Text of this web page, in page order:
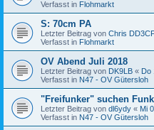
Verfasst in Flohmarkt
S: 70cm PA
Letzter Beitrag von Chris
Verfasst in Flohmarkt
OV Abend Juli 2018
Letzter Beitrag von DK9LB « Do
Verfasst in N47 - OV Gütersloh
"Freifunker" suchen
Letzter Beitrag von dl6ydy « Mi
Verfasst in N47 - OV Gütersloh